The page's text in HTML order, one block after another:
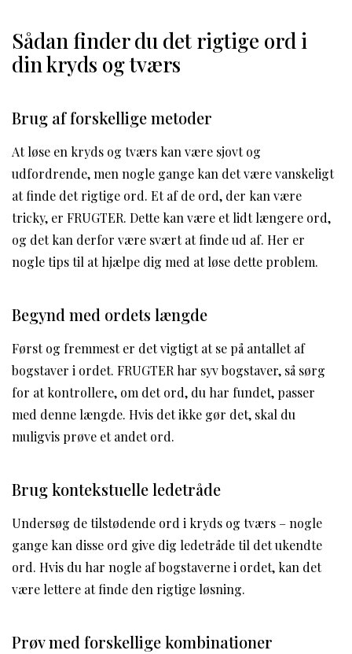
Sådan finder du det rigtige ord i
din kryds og tværs
Brug af forskellige metoder
At løse en kryds og tværs kan være sjovt og
udfordrende, men nogle gange kan det være vanskeligt
at finde det rigtige ord. Et af de ord, der kan være
tricky, er FRUGTER. Dette kan være et lidt længere ord,
og det kan derfor være svært at finde ud af. Her er
nogle tips til at hjælpe dig med at løse dette problem.
Begynd med ordets længde
Først og fremmest er det vigtigt at se på antallet af
bogstaver i ordet. FRUGTER har syv bogstaver, så sørg
for at kontrollere, om det ord, du har fundet, passer
med denne længde. Hvis det ikke gør det, skal du
muligvis prøve et andet ord.
Brug kontekstuelle ledetråde
Undersøg de tilstødende ord i kryds og tværs – nogle
gange kan disse ord give dig ledetråde til det ukendte
ord. Hvis du har nogle af bogstaverne i ordet, kan det
være lettere at finde den rigtige løsning.
Prøv med forskellige kombinationer